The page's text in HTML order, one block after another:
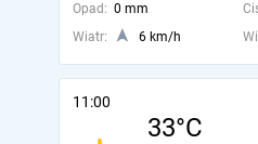
Opad: 0 mm
Wiatr:
6 km/h
11:00
33°C